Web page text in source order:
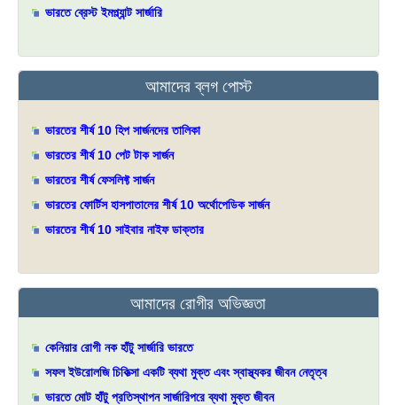
ভারতে ব্রেস্ট ইমপ্ল্যান্ট সার্জারি
আমাদের ব্লগ পোস্ট
ভারতের শীর্ষ 10 হিপ সার্জনদের তালিকা
ভারতের শীর্ষ 10 পেট টাক সার্জন
ভারতের শীর্ষ ফেসলিফ্ট সার্জন
ভারতের ফোর্টিস হাসপাতালের শীর্ষ 10 অর্থোপেডিক সার্জন
ভারতের শীর্ষ 10 সাইবার নাইফ ডাক্তার
আমাদের রোগীর অভিজ্ঞতা
কেনিয়ার রোগী নক হাঁটু সার্জারি ভারতে
সফল ইউরোলজি চিকিত্সা একটি ব্যথা মুক্ত এবং স্বাস্থ্যকর জীবন নেতৃত্ব
ভারতে মোট হাঁটু প্রতিস্থাপন সার্জারিপরে ব্যথা মুক্ত জীবন